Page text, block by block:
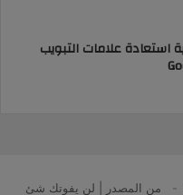
استعادة علامات التبويب
من المصدر | لن يفوتك شئ